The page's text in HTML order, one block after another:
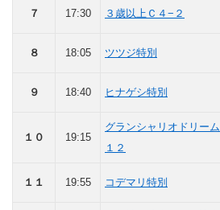
７ 17:30 ３歳以上Ｃ４−２
８ 18:05 ツツジ特別
９ 18:40 ヒナゲシ特別
１０ 19:15
グランシャリオドリーム
１２
１１ 19:55 コデマリ特別